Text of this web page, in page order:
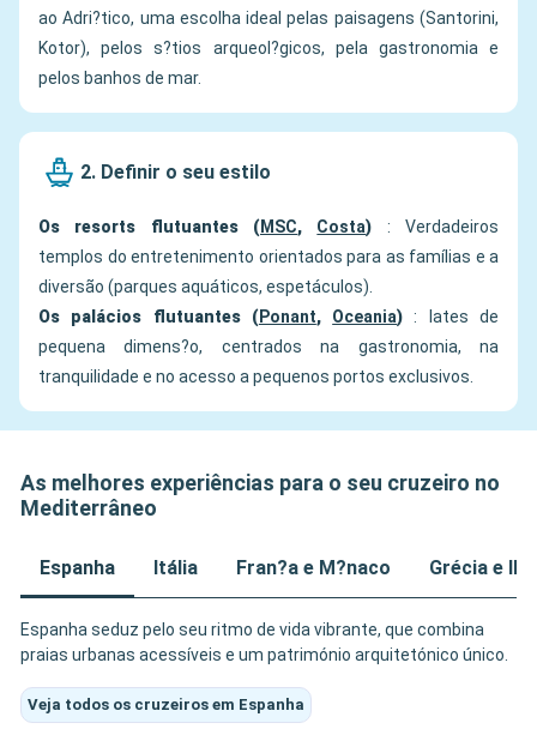
ao Adri?tico, uma escolha ideal pelas paisagens (Santorini,
Kotor), pelos s?tios arqueol?gicos, pela gastronomia e
pelos banhos de mar.
2. Definir o seu estilo
Os resorts flutuantes (MSC, Costa) : Verdadeiros
templos do entretenimento orientados para as famílias e a
diversão (parques aquáticos, espetáculos).
Os palácios flutuantes (Ponant, Oceania) : Iates de
pequena dimens?o, centrados na gastronomia, na
tranquilidade e no acesso a pequenos portos exclusivos.
As melhores experiências para o seu cruzeiro no
Mediterrâneo
Espanha Itália Fran?a e M?naco Grécia e
Espanha seduz pelo seu ritmo de vida vibrante, que combina
praias urbanas acessíveis e um património arquitetónico único.
Veja todos os cruzeiros em Espanha